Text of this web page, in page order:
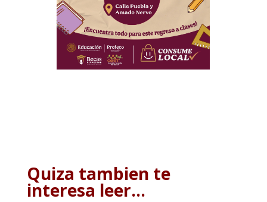
Quiza tambien te
interesa leer…